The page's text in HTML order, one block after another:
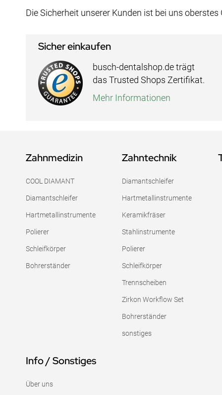
Die Sicherheit unserer Kunden ist bei uns
Sicher einkaufen
busch-dentalshop.de trägt
das Trusted Shops Zertifikat.
Mehr Informationen
Zahnmedizin
COOL DIAMANT
Diamantschleifer
Hartmetallinstrumente
Polierer
Schleifkörper
Bohrerständer
Zahntechnik
Diamantschleifer
Hartmetallinstrumente
Keramikfräser
Stahlinstrumente
Polierer
Schleifkörper
Trennscheiben
Zirkon Workflow Set
Bohrerständer
sonstiges
Info / Sonstiges
Über uns